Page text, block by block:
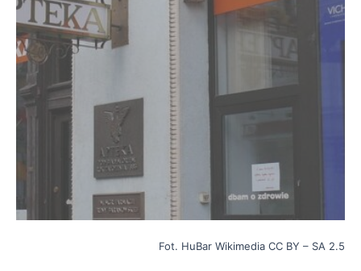
Fot. HuBar Wikimedia CC BY – SA 2.5